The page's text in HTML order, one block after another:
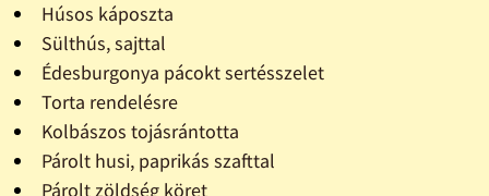
Húsos káposzta
Sülthús, sajttal
Édesburgonya pácokt sertésszelet
Torta rendelésre
Kolbászos tojásrántotta
Párolt husi, paprikás szafttal
Párolt zöldség köret